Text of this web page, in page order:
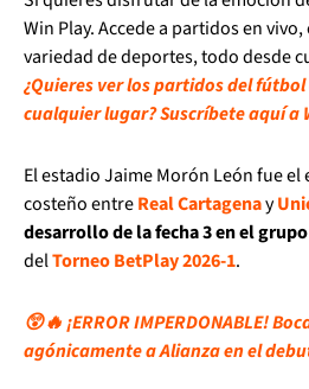
Win Play. Accede a partidos en
variedad de deportes, todo desde
¿Quieres ver los partidos del
cualquier lugar? Suscríbete aquí a
El estadio Jaime Morón León fue el
costeño entreReal Cartagenay
desarrollo de la fecha 3 en el
delTorneo BetPlay 2026-1.
😲🔥 ¡ERROR IMPERDONABLE!
agónicamente a Alianza en el